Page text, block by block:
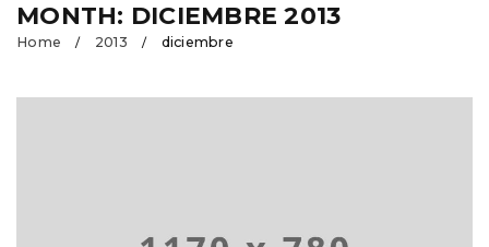
MONTH: DICIEMBRE 2013
Home / 2013 / diciembre